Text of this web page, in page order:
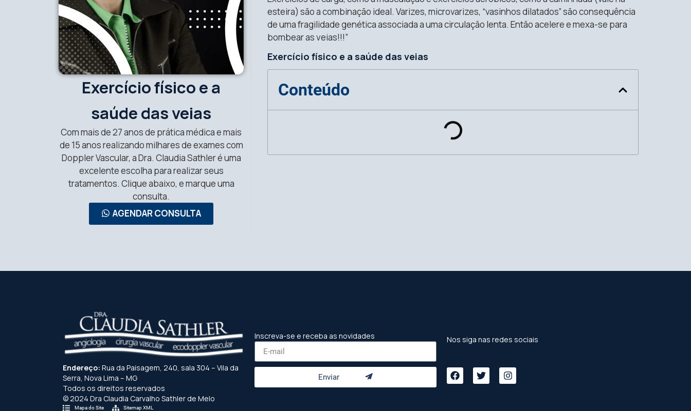
Exercício físico e a
saúde das veias
Com mais de 27 anos de prática médica e mais
de 15 anos realizando milhares de exames com
Doppler Vascular, a Dra. Claudia Sathler é uma
excelente escolha para realizar seus
tratamentos. Clique abaixo, e marque uma
consulta.
AGENDAR CONSULTA
esteira) são a combinação ideal. Varizes, microvarizes, “vasinhos dilatados” são consequência
de uma fragilidade genética associada a uma circulação lenta. Então acelere e mexa-se para
bombear as veias!!!”
Exercício físico e a saúde das veias
Conteúdo
Endereço: Rua da Paisagem, 240, sala 304 – Vila da
Serra, Nova Lima – MG
Todos os direitos reservados
© 2024 Dra Claudia Carvalho Sathler de Melo
Mapa do Site Sitemap XML
Inscreva-se e receba as novidades
Enviar
Nos siga nas redes sociais